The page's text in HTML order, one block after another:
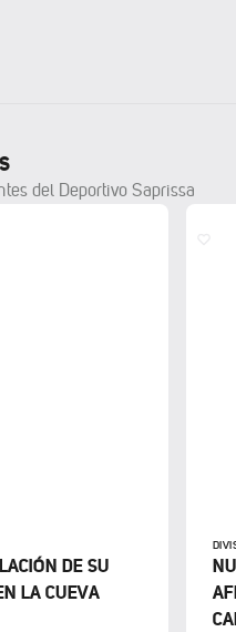
del Deportivo Saprissa
DE SU
LA CUEVA